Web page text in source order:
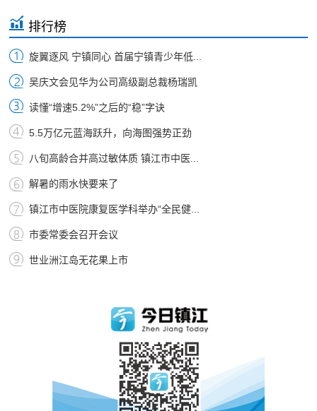
排行榜
旋翼逐风 宁镇同心 首届宁镇青少年低...
吴庆文会见华为公司高级副总裁杨瑞凯
读懂“增速5.2%”之后的“稳”字诀
5.5万亿元蓝海跃升，向海图强势正劲
八旬高龄合并高过敏体质 镇江市中医...
解暑的雨水快要来了
镇江市中医院康复医学科举办“全民健...
市委常委会召开会议
世业洲江岛无花果上市